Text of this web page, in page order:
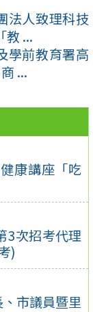
康講座「吃
3次招考代理
)
市議員暨里
法人致理科技
教 ...
學前教育署高
...